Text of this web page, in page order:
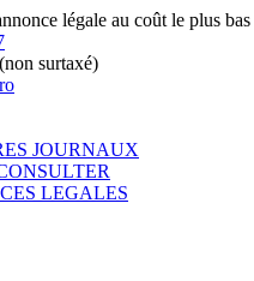
légale au coût le plus bas
surtaxé)
JOURNAUX
LEGALES